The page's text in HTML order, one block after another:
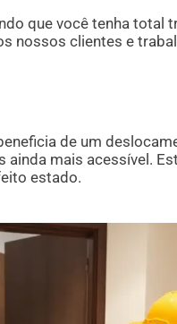
que você tenha total
nossos clientes e
de um
mais acessível.
estado.